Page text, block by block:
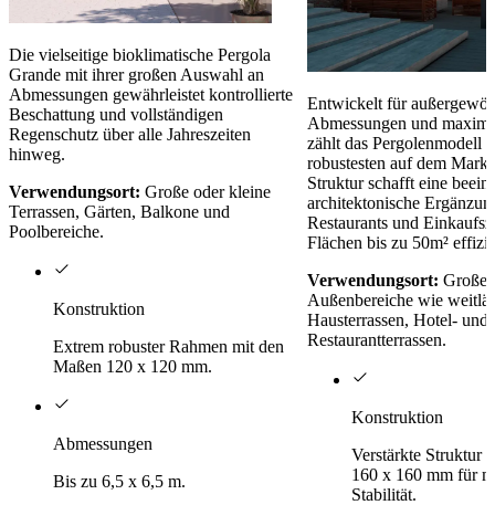
Die vielseitige bioklimatische Pergola
Grande mit ihrer großen Auswahl an
Abmessungen gewährleistet kontrollierte
Beschattung und vollständigen
Regenschutz über alle Jahreszeiten
hinweg.
Verwendungsort: Große oder kleine
Terrassen, Gärten, Balkone und
Poolbereiche.
Konstruktion
Extrem robuster Rahmen mit den
Maßen 120 x 120 mm.
Abmessungen
Bis zu 6,5 x 6,5 m.
Entwickelt für
Abmessungen und
zählt das Pergolenmodell
robustesten auf dem
Struktur schafft eine
architektonische
Restaurants und
Flächen bis zu 50m²
Verwendungsort: Große
Außenbereiche wie
Hausterrassen, Hotel- und
Restaurantterrassen.
Konstruktion
Verstärkte Struktur
160 x 160 mm für
Stabilität.